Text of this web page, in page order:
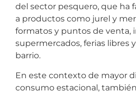
del sector pesquero, que ha
a productos como jurel y
formatos y puntos de venta,
supermercados, ferias libres
barrio.
En este contexto de mayor
consumo estacional,